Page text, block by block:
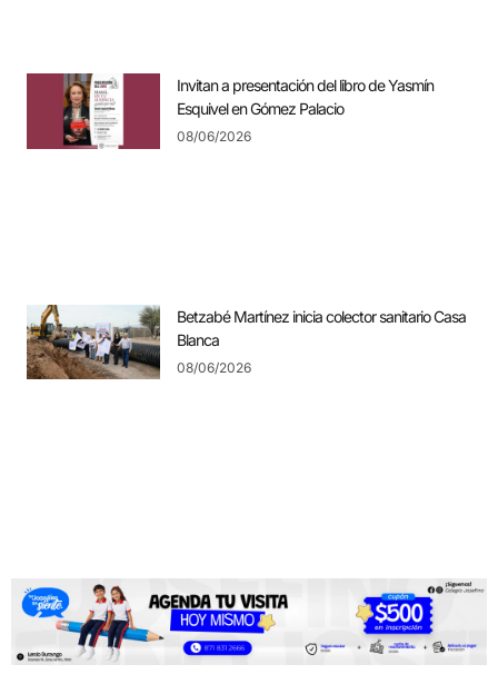
Invitan a presentación del libro de Yasmín
Esquivel en Gómez Palacio
08/06/2026
Betzabé Martínez inicia colector sanitario Casa
Blanca
08/06/2026